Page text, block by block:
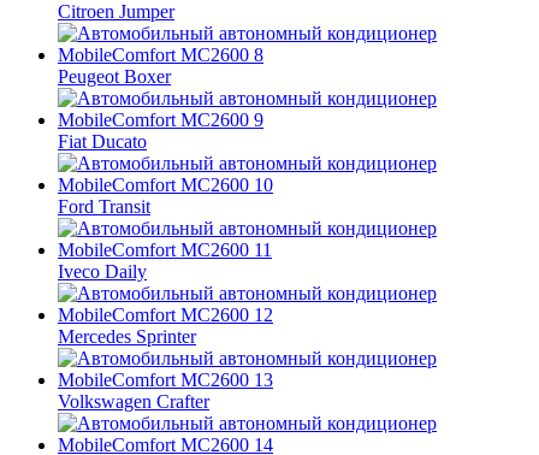
Citroen Jumper
Peugeot Boxer
Fiat Ducato
Ford Transit
Iveco Daily
Mercedes Sprinter
Volkswagen Crafter